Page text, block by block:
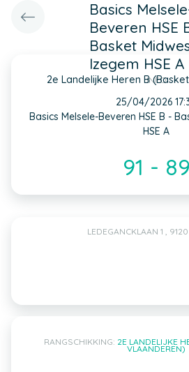
Basics
Beveren HSE
Basket
Izegem HSE A
2e Landelijke Heren BINFO
25/04/2026
Basics Melsele-Beveren HSE B -
HSE A
91 - 89
LEDEGANCKLAAN 1 ,
RANGSCHIKKING: 2E LANDELIJKE
VLAANDEREN)